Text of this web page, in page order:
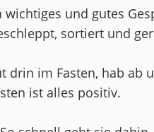
wichtiges und gutes
sortiert und
drin im Fasten, hab ab
ist alles positiv.